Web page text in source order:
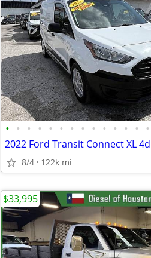
• • • • • • • • • • • • • •
8/4 122k mi
$33,995